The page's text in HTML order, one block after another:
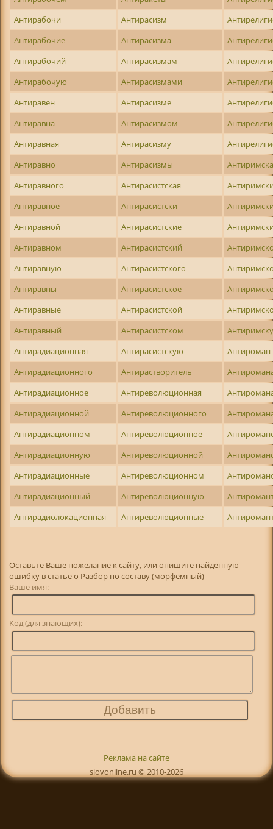
Антирабочи
Антирасизм
Антирабочие
Антирасизма
Антирабочий
Антирасизмам
Антирабочую
Антирасизмами
Антиравен
Антирасизме
Антиравна
Антирасизмом
Антиравная
Антирасизму
Антиравно
Антирасизмы
Антиравного
Антирасистская
Антиравное
Антирасистски
Антиравной
Антирасистские
Антиравном
Антирасистский
Антиравную
Антирасистского
Антиравны
Антирасистское
Антиравные
Антирасистской
Антиравный
Антирасистском
Антирадиационная
Антирасистскую
Антироман
Антирадиационного
Антирастворитель
Антирадиационное
Антиреволюционная
Антирадиационной
Антиреволюционного
Антирадиационном
Антиреволюционное
Антирадиационную
Антиреволюционной
Антирадиационные
Антиреволюционном
Антирадиационный
Антиреволюционную
Антирадиолокационная
Антиреволюционные
Оставьте Ваше пожелание к сайту, или опишите найденную
ошибку в статье о Разбор по составу (морфемный)
Ваше имя:
Код (для знающих):
Реклама на сайте
slovonline.ru © 2010-2026